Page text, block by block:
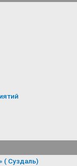
( Суздаль)